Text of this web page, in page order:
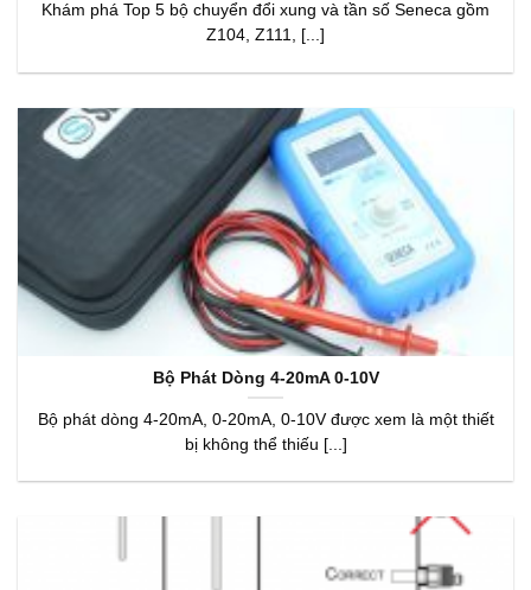
Khám phá Top 5 bộ chuyển đổi xung và tần số Seneca gồm
Z104, Z111, [...]
Bộ Phát Dòng 4-20mA 0-10V
Bộ phát dòng 4-20mA, 0-20mA, 0-10V được xem là một thiết
bị không thể thiếu [...]